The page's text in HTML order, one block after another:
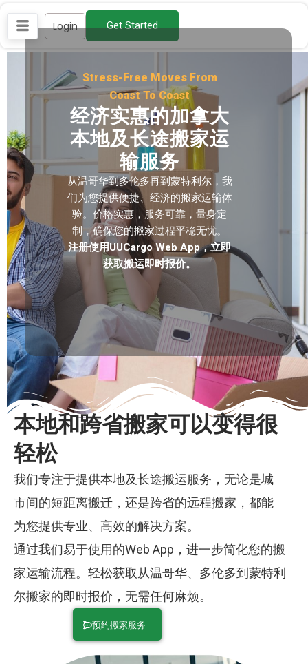
Login Get Started
Stress-Free Moves From
Coast To Coast
经济实惠的加拿大
本地及长途搬家运
输服务
从温哥华到多伦多再到蒙特利尔，我
们为您提供便捷、经济的搬家运输体
验。价格实惠，服务可靠，量身定
制，确保您的搬家过程平稳无忧。
注册使用UUCargo Web App，立即
获取搬运即时报价。
本地和跨省搬家可以变得很
轻松
我们专注于提供本地及长途搬运服务，无论是城
市间的短距离搬迁，还是跨省的远程搬家，都能
为您提供专业、高效的解决方案。
通过我们易于使用的Web App，进一步简化您的搬
家运输流程。轻松获取从温哥华、多伦多到蒙特利
尔搬家的即时报价，无需任何麻烦。
预约搬家服务